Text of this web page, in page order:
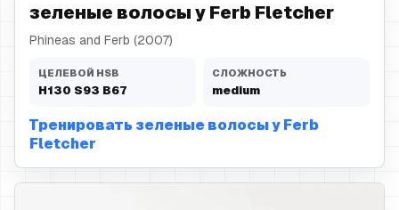
зеленые волосы у Ferb Fletcher
Phineas and Ferb (2007)
ЦЕЛЕВОЙ HSB
H130 S93 B67
СЛОЖНОСТЬ
medium
Тренировать зеленые волосы у Ferb
Fletcher